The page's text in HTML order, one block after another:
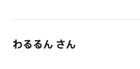
わるるん さん